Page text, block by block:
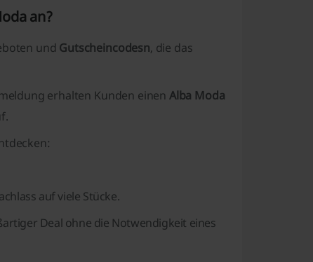
an?
und Gutscheincodesn, die das
erhalten Kunden einen Alba Moda
auf viele Stücke.
Deal ohne die Notwendigkeit eines